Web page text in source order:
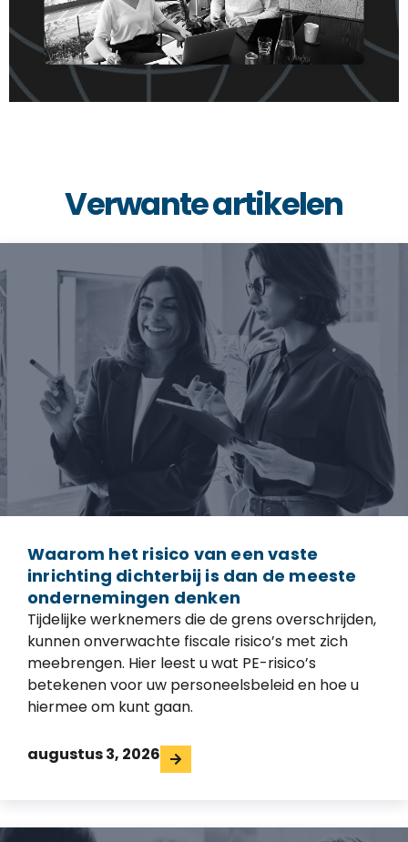
Verwante artikelen
Waarom het risico van een vaste
inrichting dichterbij is dan de meeste
ondernemingen denken
Tijdelijke werknemers die de grens overschrijden,
kunnen onverwachte fiscale risico’s met zich
meebrengen. Hier leest u wat PE-risico’s
betekenen voor uw personeelsbeleid en hoe u
hiermee om kunt gaan.
augustus 3, 2026